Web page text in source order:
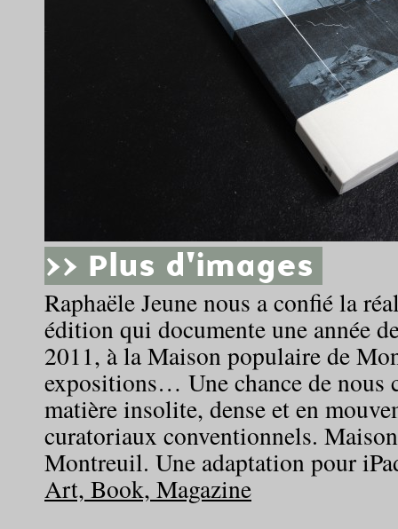
>> Plus d'images
Raphaële Jeune nous a confié la
édition qui documente une année
2011, à la Maison populaire de
expositions… Une chance de nous
matière insolite, dense et en
curatoriaux conventionnels.
Montreuil. Une adaptation pour
Art, Book, Magazine